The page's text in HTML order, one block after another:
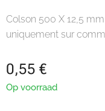
Colson 500 X 12,5
uniquement sur
0,55 €
Op voorraad